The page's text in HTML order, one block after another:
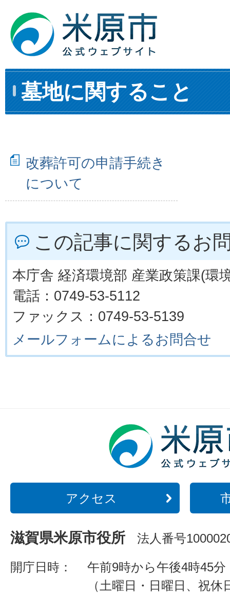
墓地に関すること
改葬許可の申請手続き
について
この記事に関するお
本庁舎 経済環境部 産業政策課(環
電話：0749-53-5112
ファックス：0749-53-5139
メールフォームによるお問合せ
アクセス
滋賀県米原市役所 法人番号
開庁日時：
午前9時から午後4時45分
（土曜日・日曜日、祝